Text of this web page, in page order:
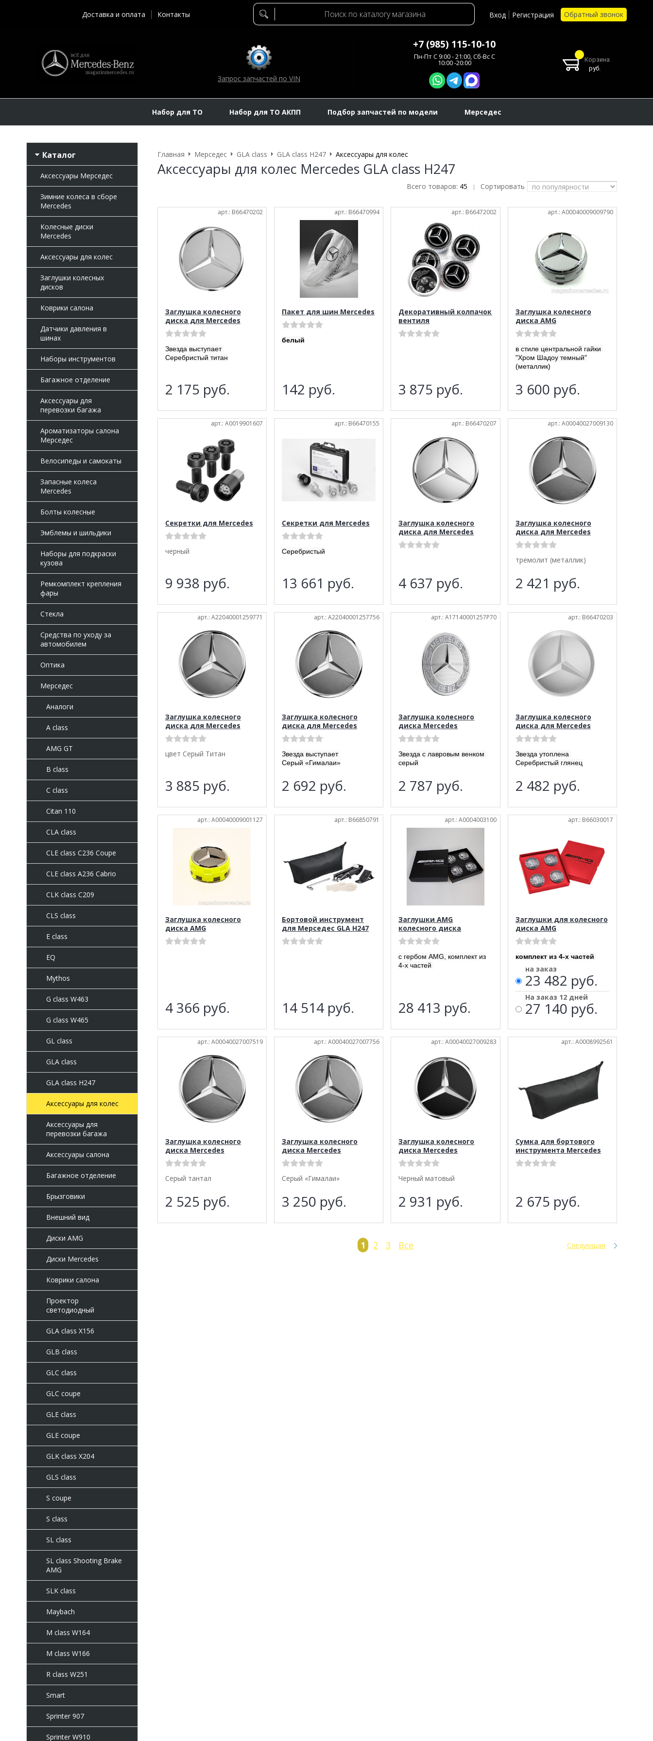
Доставка и оплата Контакты Вход Регистрация Обратный звонок
Запрос запчастей по VIN
+7 (985) 115-10-10
Пн-Пт C 9:00 - 21:00, Сб-Вс С
10:00 -20:00
Корзина
руб.
Набор для ТО Набор для ТО АКПП Подбор запчастей по модели Мерседес
Каталог
Аксессуары Мерседес
Зимние колеса в сборе
Mercedes
Колесные диски
Mercedes
Аксессуары для колес
Заглушки колесных
дисков
Коврики салона
Датчики давления в
шинах
Наборы инструментов
Багажное отделение
Аксессуары для
перевозки багажа
Ароматизаторы салона
Мерседес
Велосипеды и самокаты
Запасные колеса
Mercedes
Болты колесные
Эмблемы и шильдики
Наборы для подкраски
кузова
Ремкомплект крепления
фары
Стекла
Средства по уходу за
автомобилем
Оптика
Мерседес
Аналоги
A class
AMG GT
B class
C class
Citan 110
CLA class
CLE class C236 Coupe
CLE class A236 Cabrio
CLK class C209
CLS class
E class
EQ
Mythos
G class W463
G class W465
GL class
GLA class
GLA class H247
Аксессуары для колес
Аксессуары для
перевозки багажа
Аксессуары салона
Багажное отделение
Брызговики
Внешний вид
Диски AMG
Диски Mercedes
Коврики салона
Проектор
светодиодный
GLA class X156
GLB class
GLC class
GLC coupe
GLE class
GLE coupe
GLK class X204
GLS class
S coupe
S class
SL class
SL class Shooting Brake
AMG
SLK class
Maybach
M class W164
M class W166
R class W251
Smart
Sprinter 907
Sprinter W910
Главная Мерседес GLA class GLA class H247 Аксессуары для колес
Аксессуары для колес Mercedes GLA class H247
Всего товаров: 45 | Сортировать
арт.: B66470202
Заглушка колесного
диска для Mercedes
Звезда выступает
Серебристый титан
2 175 руб.
арт.: B66470994
Пакет для шин Mercedes
белый
142 руб.
арт.: B66472002
Декоративный колпачок
вентиля
3 875 руб.
арт.: A00040009009790
Заглушка колесного
диска AMG
в стиле центральной гайки
"Хром Шадоу темный"
(металлик)
3 600 руб.
арт.: A0019901607
Секретки для Mercedes
черный
9 938 руб.
арт.: B66470155
Секретки для Mercedes
Серебристый
13 661 руб.
арт.: B66470207
Заглушка колесного
диска для Mercedes
4 637 руб.
арт.: A00040027009130
Заглушка колесного
диска для Mercedes
тремолит (металлик)
2 421 руб.
арт.: A22040001259771
Заглушка колесного
диска для Mercedes
цвет Серый Титан
3 885 руб.
арт.: A22040001257756
Заглушка колесного
диска для Mercedes
Звезда выступает
Серый «Гималаи»
2 692 руб.
арт.: A17140001257P70
Заглушка колесного
диска Mercedes
Звезда с лавровым венком
серый
2 787 руб.
арт.: B66470203
Заглушка колесного
диска для Mercedes
Звезда утоплена
Серебристый глянец
2 482 руб.
арт.: A00040009001127
Заглушка колесного
диска AMG
4 366 руб.
арт.: B66850791
Бортовой инструмент
для Мерседес GLA H247
14 514 руб.
арт.: A0004003100
Заглушки AMG
колесного диска
с гербом AMG, комплект из
4-х частей
28 413 руб.
арт.: B66030017
Заглушки для колесного
диска AMG
комплект из 4-х частей
на заказ
23 482 руб.
На заказ 12 дней
27 140 руб.
арт.: A00040027007519
Заглушка колесного
диска Mercedes
Серый тантал
2 525 руб.
арт.: A00040027007756
Заглушка колесного
диска Mercedes
Серый «Гималаи»
3 250 руб.
арт.: A00040027009283
Заглушка колесного
диска Mercedes
Черный матовый
2 931 руб.
арт.: A0008992561
Сумка для бортового
инструмента Mercedes
2 675 руб.
1 2 3 Все Следующая